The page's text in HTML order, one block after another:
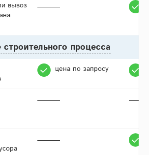
вывоз
процесса
цена по запросу